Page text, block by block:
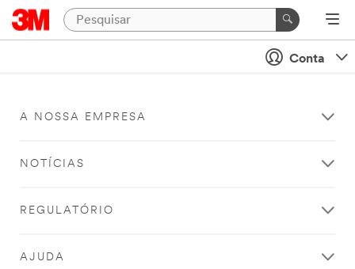
Conta
A NOSSA EMPRESA
NOTÍCIAS
REGULATÓRIO
AJUDA